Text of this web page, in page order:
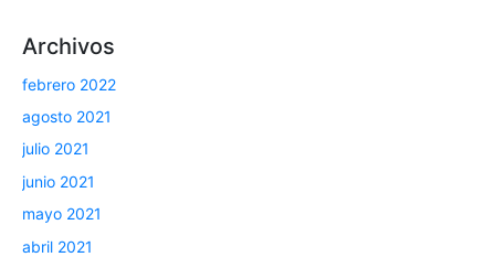
Archivos
febrero 2022
agosto 2021
julio 2021
junio 2021
mayo 2021
abril 2021